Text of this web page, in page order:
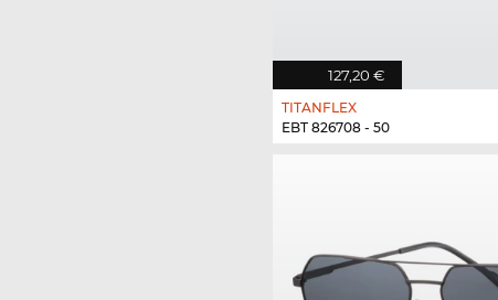
127,20 €
TITANFLEX
EBT 826708 - 50